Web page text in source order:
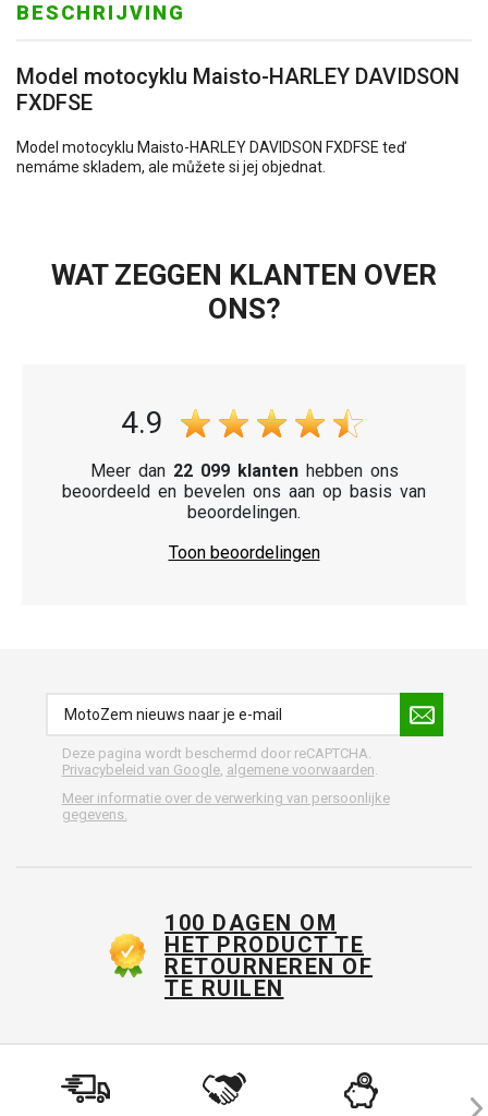
BESCHRIJVING
Model motocyklu Maisto-HARLEY DAVIDSON
FXDFSE
Model motocyklu Maisto-HARLEY DAVIDSON FXDFSE teď
nemáme skladem, ale můžete si jej objednat.
WAT ZEGGEN KLANTEN OVER
ONS?
4.9
Meer dan 22 099 klantenhebben ons
beoordeeld en bevelen ons aan op basis van
beoordelingen.
Toon beoordelingen
Deze pagina wordt beschermd door reCAPTCHA.
Privacybeleid van Google, algemene voorwaarden.
Meer informatie over de verwerking van persoonlijke
gegevens.
100 DAGEN OM
HET PRODUCT TE
RETOURNEREN OF
TE RUILEN